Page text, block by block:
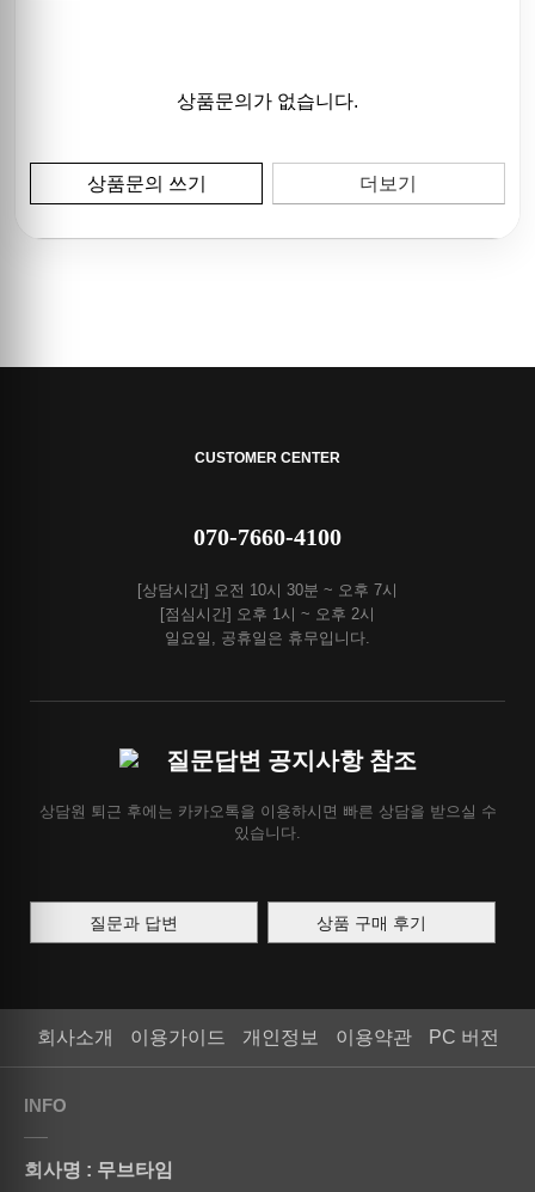
상품문의가 없습니다.
상품문의 쓰기 더보기
CUSTOMER CENTER
070-7660-4100
[상담시간] 오전 10시 30분 ~ 오후 7시
[점심시간] 오후 1시 ~ 오후 2시
일요일, 공휴일은 휴무입니다.
질문답변 공지사항 참조
상담원 퇴근 후에는 카카오톡을 이용하시면 빠른 상담을 받으실 수
있습니다.
질문과 답변 상품 구매 후기
회사소개 이용가이드 개인정보 이용약관 PC 버전
INFO
회사명 : 무브타임